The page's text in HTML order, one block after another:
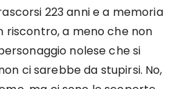
223 anni e a memoria
riscontro, a meno che non
nolese che si
ci sarebbe da stupirsi. No,